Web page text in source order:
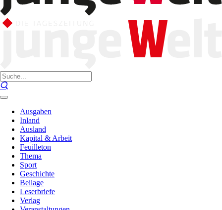
Ausgaben
Inland
Ausland
Kapital & Arbeit
Feuilleton
Thema
Sport
Geschichte
Beilage
Leserbriefe
Verlag